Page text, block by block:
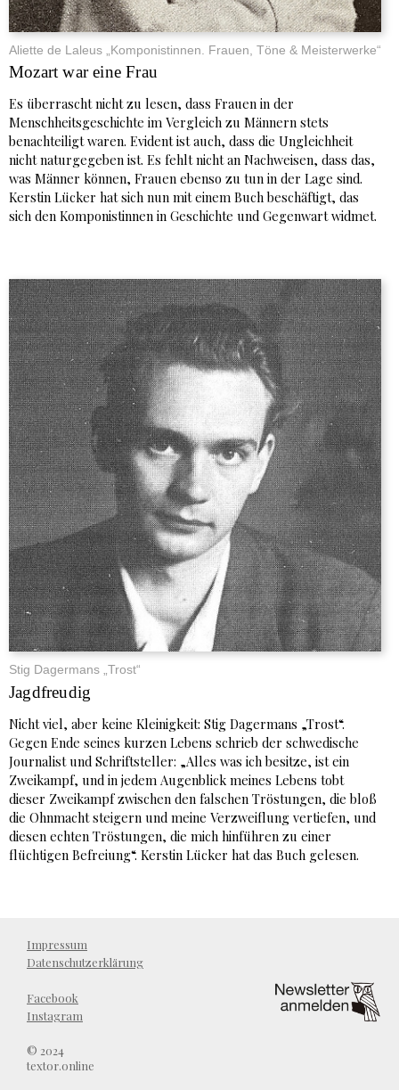
Aliette de Laleus „Komponistinnen. Frauen, Töne & Meisterwerke“
Mozart war eine Frau
Es überrascht nicht zu lesen, dass Frauen in der
Menschheitsgeschichte im Vergleich zu Männern stets
benachteiligt waren. Evident ist auch, dass die Ungleichheit
nicht naturgegeben ist. Es fehlt nicht an Nachweisen, dass das,
was Männer können, Frauen ebenso zu tun in der Lage sind.
Kerstin Lücker hat sich nun mit einem Buch beschäftigt, das
sich den Komponistinnen in Geschichte und Gegenwart widmet.
Stig Dagermans „Trost“
Jagdfreudig
Nicht viel, aber keine Kleinigkeit: Stig Dagermans „Trost“.
Gegen Ende seines kurzen Lebens schrieb der schwedische
Journalist und Schriftsteller: „Alles was ich besitze, ist ein
Zweikampf, und in jedem Augenblick meines Lebens tobt
dieser Zweikampf zwischen den falschen Tröstungen, die bloß
die Ohnmacht steigern und meine Verzweiflung vertiefen, und
diesen echten Tröstungen, die mich hinführen zu einer
flüchtigen Befreiung“. Kerstin Lücker hat das Buch gelesen.
Impressum
Datenschutzerklärung
Facebook
Instagram
© 2024
textor.online